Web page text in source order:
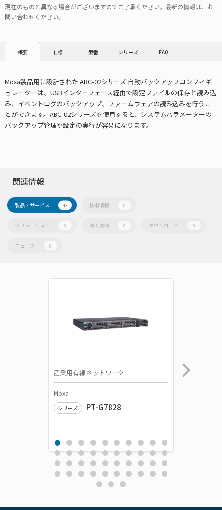
現在のものと異なる場合がございますのでご了承ください。最新の情報は、お
問い合わせください。
概要 仕様 型番 シリーズ FAQ
Moxa製品用に設計された ABC-02シリーズ 自動バックアップコンフィギ
ュレーターは、USBインターフェース経由で設定ファイルの保存と読み込
み、イベントログのバックアップ、ファームウェアの読み込みを行うこ
とができます。ABC-02シリーズを使用すると、システムパラメーターの
バックアップ管理や設定の実行が容易になります。
関連情報
製品・サービス 43 技術情報 0
ソリューション 0 導入事例 0 ダウンロード 0
ニュース 0
産業用有線ネットワーク
Moxa
シリーズ PT-G7828